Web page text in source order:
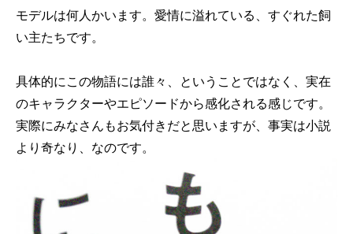
モデルは何人かいます。愛情に溢れている、すぐれた飼
い主たちです。
具体的にこの物語には誰々、ということではなく、実在
のキャラクターやエピソードから感化される感じです。
実際にみなさんもお気付きだと思いますが、事実は小説
より奇なり、なのです。